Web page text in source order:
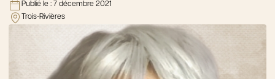
NOS SALONS
AVIS DE DÉCÈS
FAQ et mythes
Publié le : 7 décembre 2021
Trois-Rivières